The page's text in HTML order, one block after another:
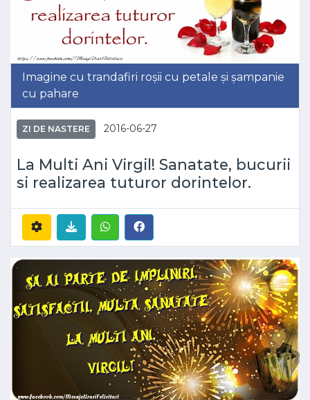
Imagine cu trandafiri roșii cu petale și șampanie
cu pahare
ZI DE NASTERE 2016-06-27
La Multi Ani Virgil! Sanatate, bucurii
si realizarea tuturor dorintelor.